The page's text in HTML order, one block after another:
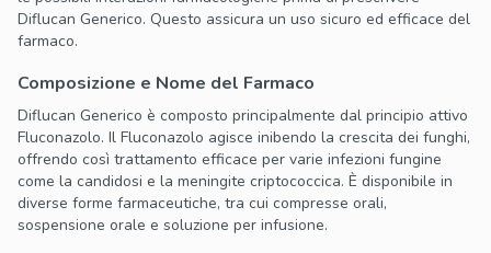
Diflucan Generico. Questo assicura un uso sicuro ed efficace del
farmaco.
Composizione e Nome del Farmaco
Diflucan Generico è composto principalmente dal principio attivo
Fluconazolo. Il Fluconazolo agisce inibendo la crescita dei funghi,
offrendo così trattamento efficace per varie infezioni fungine
come la candidosi e la meningite criptococcica. È disponibile in
diverse forme farmaceutiche, tra cui compresse orali,
sospensione orale e soluzione per infusione.